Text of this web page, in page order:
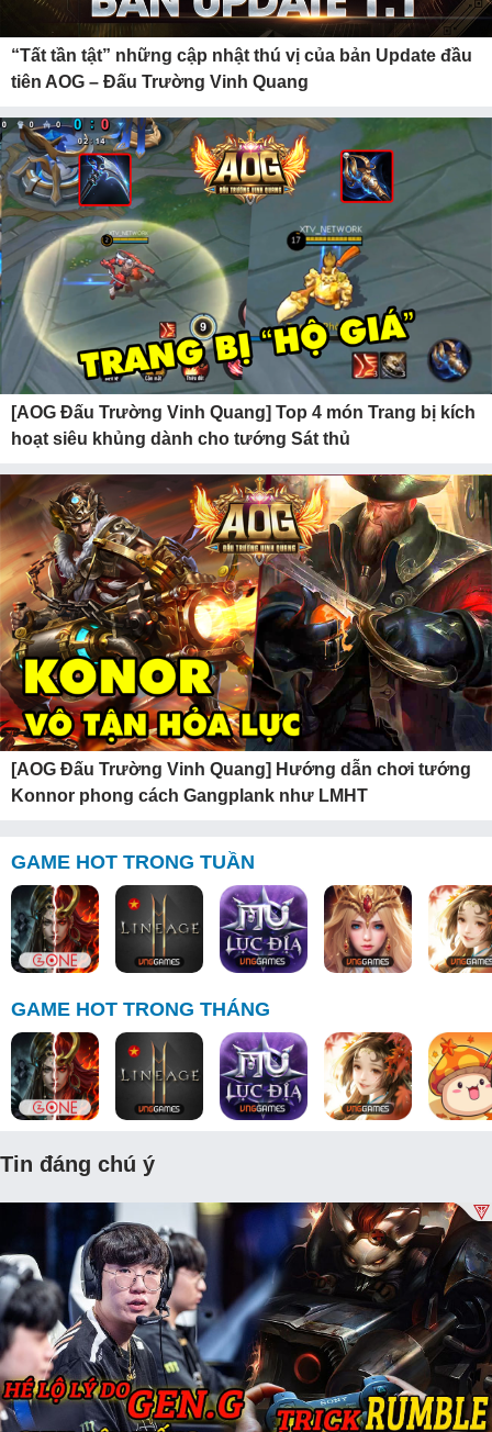
“Tất tần tật” những cập nhật thú vị của bản Update đầu
tiên AOG – Đấu Trường Vinh Quang
[AOG Đấu Trường Vinh Quang] Top 4 món Trang bị kích
hoạt siêu khủng dành cho tướng Sát thủ
[AOG Đấu Trường Vinh Quang] Hướng dẫn chơi tướng
Konnor phong cách Gangplank như LMHT
GAME HOT TRONG TUẦN
GAME HOT TRONG THÁNG
Tin đáng chú ý